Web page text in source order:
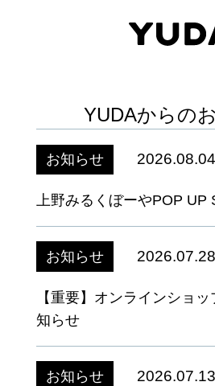
YUDAからの
お知らせ 2026.08.04
上野みるくぼーやPOP UP
お知らせ 2026.07.28
【重要】オンラインショ
知らせ
お知らせ 2026.07.13